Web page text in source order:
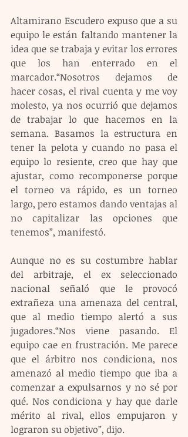
Altamirano Escudero expuso que a su
equipo le están faltando mantener la
idea que se trabaja y evitar los errores
que los han enterrado en el
marcador.“Nosotros dejamos de
hacer cosas, el rival cuenta y me voy
molesto, ya nos ocurrió que dejamos
de trabajar lo que hacemos en la
semana. Basamos la estructura en
tener la pelota y cuando no pasa el
equipo lo resiente, creo que hay que
ajustar, como recomponerse porque
el torneo va rápido, es un torneo
largo, pero estamos dando ventajas al
no capitalizar las opciones que
tenemos”, manifestó.
Aunque no es su costumbre hablar
del arbitraje, el ex seleccionado
nacional señaló que le provocó
extrañeza una amenaza del central,
que al medio tiempo alertó a sus
jugadores.“Nos viene pasando. El
equipo cae en frustración. Me parece
que el árbitro nos condiciona, nos
amenazó al medio tiempo que iba a
comenzar a expulsarnos y no sé por
qué. Nos condiciona y hay que darle
mérito al rival, ellos empujaron y
lograron su objetivo”, dijo.